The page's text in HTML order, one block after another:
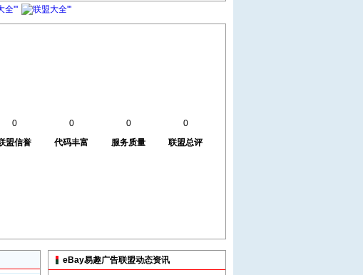
0
盟信誉
0
代码丰富
0
服务质量
0
联盟总评
eBay易趣广告联盟动态资讯